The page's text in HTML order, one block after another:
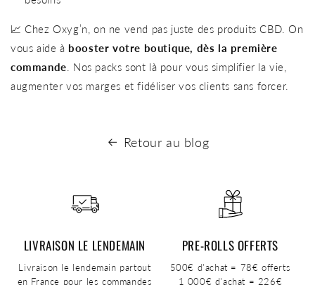
📈 Chez Oxyg’n, on ne vend pas juste des produits CBD. On
vous aide à booster votre boutique, dès la première
commande . Nos packs sont là pour vous simplifier la vie,
augmenter vos marges et fidéliser vos clients sans forcer.
Retour au blog
LIVRAISON LE LENDEMAIN
Livraison le lendemain partout
en France pour les commandes
PRE-ROLLS OFFERTS
500€ d'achat = 78€ offerts
1 000€ d'achat = 226€